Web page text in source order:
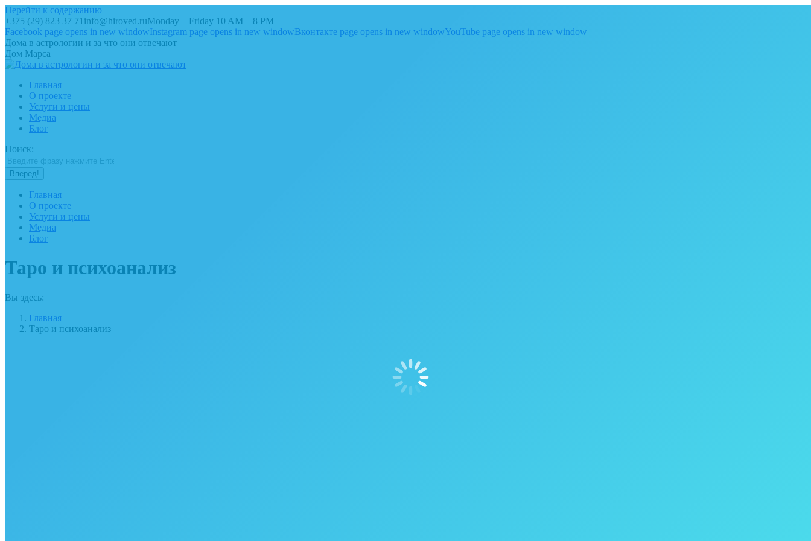
Перейти к содержанию
+375 (29) 823 37 71 info@hiroved.ruMonday – Friday 10 AM – 8 PM
Facebook page opens in new windowInstagram page opens in new windowВконтакте page opens in new windowYouTube page opens in new window
Дома в астрологии и за что они отвечают
Дом Марса
Главная
О проекте
Услуги и цены
Медиа
Блог
Поиск:
Главная
О проекте
Услуги и цены
Медиа
Блог
Таро и психоанализ
Вы здесь:
Главная
Таро и психоанализ